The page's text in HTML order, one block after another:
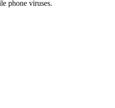
phone viruses.